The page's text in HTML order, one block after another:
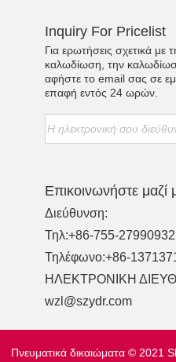
Inquiry For Pricelist
Για ερωτήσεις σχετικά
καλωδίωση, την
αφήστε το email σας σε
επαφή εντός 24 ωρών.
Επικοινωνήστε μαζί
Διεύθυνση:
Τηλ:+86-755-27990932
Τηλέφωνο:+86-
ΗΛΕΚΤΡΟΝΙΚΗ
wzl@szydr.com
Πνευματικά δικαιώματα © 2021